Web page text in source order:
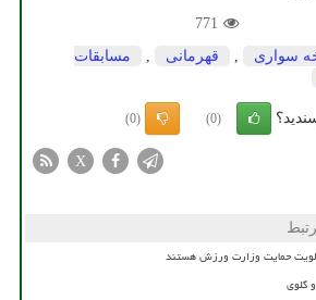
771
سواری قهرمانی
مسابقات
(0)
(0)
X
حمایت وزارت ورزش هستند
گلوی